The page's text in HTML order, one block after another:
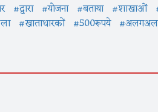
#द्वारा #योजना #बताया #शाखाओं
#खाताधारकों #500रूपये